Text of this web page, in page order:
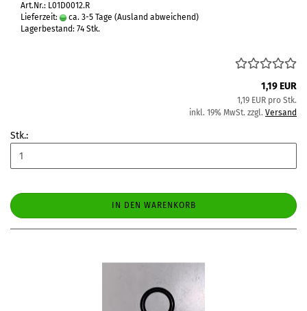
Art.Nr.: L01D0012.R
Lieferzeit:
ca. 3-5 Tage (Ausland abweichend)
Lagerbestand: 74 Stk.
1,19 EUR
1,19 EUR pro Stk.
inkl. 19% MwSt. zzgl. Versand
Stk.:
IN DEN WARENKORB